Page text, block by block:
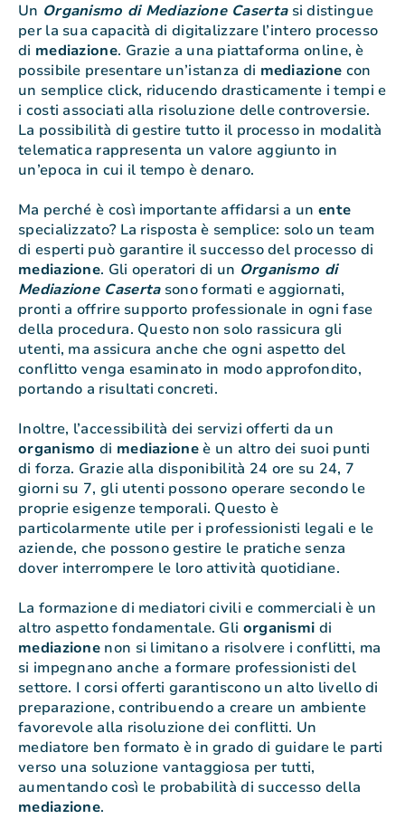
Un Organismo di Mediazione Casertasi distingue
per la sua capacità di digitalizzare l’intero processo
di mediazione. Grazie a una piattaforma online, è
possibile presentare un’istanza di mediazione con
un semplice click, riducendo drasticamente i tempi e
i costi associati alla risoluzione delle controversie.
La possibilità di gestire tutto il processo in modalità
telematica rappresenta un valore aggiunto in
un’epoca in cui il tempo è denaro.
Ma perché è così importante affidarsi a un ente
specializzato? La risposta è semplice: solo un team
di esperti può garantire il successo del processo di
mediazione. Gli operatori di un Organismo di
Mediazione Casertasono formati e aggiornati,
pronti a offrire supporto professionale in ogni fase
della procedura. Questo non solo rassicura gli
utenti, ma assicura anche che ogni aspetto del
conflitto venga esaminato in modo approfondito,
portando a risultati concreti.
Inoltre, l’accessibilità dei servizi offerti da un
organismo di mediazioneè un altro dei suoi punti
di forza. Grazie alla disponibilità 24 ore su 24, 7
giorni su 7, gli utenti possono operare secondo le
proprie esigenze temporali. Questo è
particolarmente utile per i professionisti legali e le
aziende, che possono gestire le pratiche senza
dover interrompere le loro attività quotidiane.
La formazione di mediatori civili e commerciali è un
altro aspetto fondamentale. Gli organismi di
mediazione non si limitano a risolvere i conflitti, ma
si impegnano anche a formare professionisti del
settore. I corsi offerti garantiscono un alto livello di
preparazione, contribuendo a creare un ambiente
favorevole alla risoluzione dei conflitti. Un
mediatore ben formato è in grado di guidare le parti
verso una soluzione vantaggiosa per tutti,
aumentando così le probabilità di successo della
mediazione.